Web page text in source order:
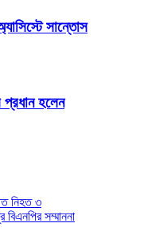
সান্তোস
প্রধান হলেন
নিহত ৩
সম্মাননা